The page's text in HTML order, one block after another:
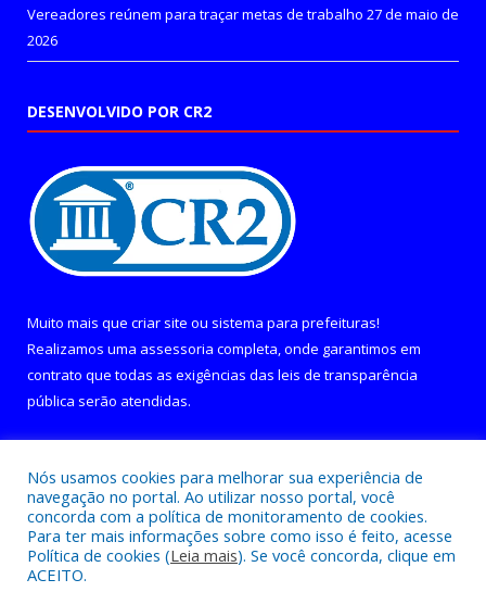
Vereadores reúnem para traçar metas de trabalho 27 de maio de
2026
DESENVOLVIDO POR CR2
Muito mais que criar site ou sistema para prefeituras!
Realizamos uma assessoria completa, onde garantimos em
contrato que todas as exigências das leis de transparência
pública serão atendidas.
Todos os direitos reservados a Câmara Municipal de Curralinho.
Nós usamos cookies para melhorar sua experiência de
navegação no portal. Ao utilizar nosso portal, você
concorda com a política de monitoramento de cookies.
Para ter mais informações sobre como isso é feito, acesse
Política de cookies (Leia mais). Se você concorda, clique em
ACEITO.